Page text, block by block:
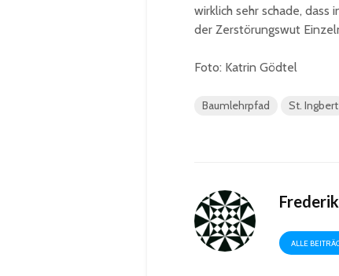
wirklich sehr schade,
der Zerstörungswut
Foto: Katrin Gödtel
Baumlehrpfad St. Ingbert
ALLE